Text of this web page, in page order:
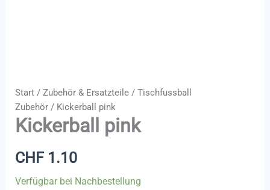
Start /Zubehör & Ersatzteile /Tischfussball
Zubehör / Kickerball pink
Kickerball pink
CHF 1.10
Verfügbar bei Nachbestellung